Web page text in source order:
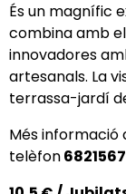
És un magnífic
combina amb
innovadores
artesanals. La
terrassa-jardí
Més informació
telèfon